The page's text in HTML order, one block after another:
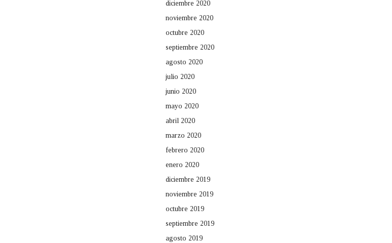
diciembre 2020
noviembre 2020
octubre 2020
septiembre 2020
agosto 2020
julio 2020
junio 2020
mayo 2020
abril 2020
marzo 2020
febrero 2020
enero 2020
diciembre 2019
noviembre 2019
octubre 2019
septiembre 2019
agosto 2019